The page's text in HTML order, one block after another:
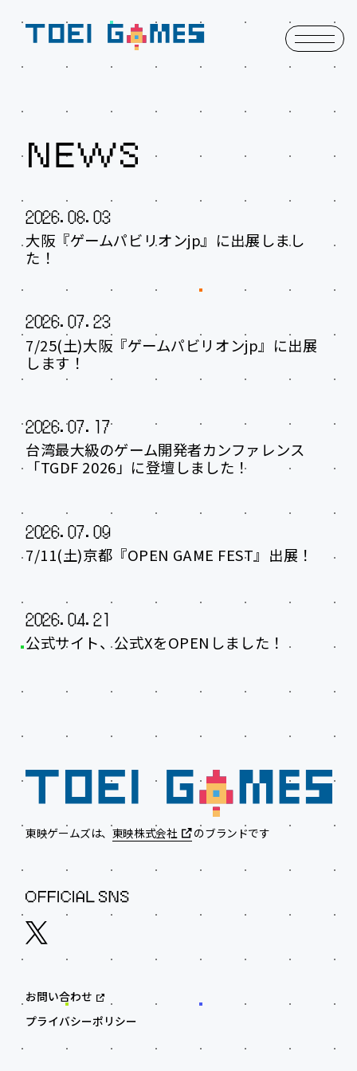
2026.08.03
大阪『ゲームパビリオンjp』に出展しまし
た！
2026.07.23
7/25(土)大阪『ゲームパビリオンjp』に出展
します！
2026.07.17
台湾最大級のゲーム開発者カンファレンス
「TGDF 2026」に登壇しました！
2026.07.09
7/11(土)京都『OPEN GAME FEST』出展！
2026.04.21
公式サイト、公式XをOPENしました！
東映ゲームズは、 東映株式会社 のブランドです
お問い合わせ
プライバシーポリシー